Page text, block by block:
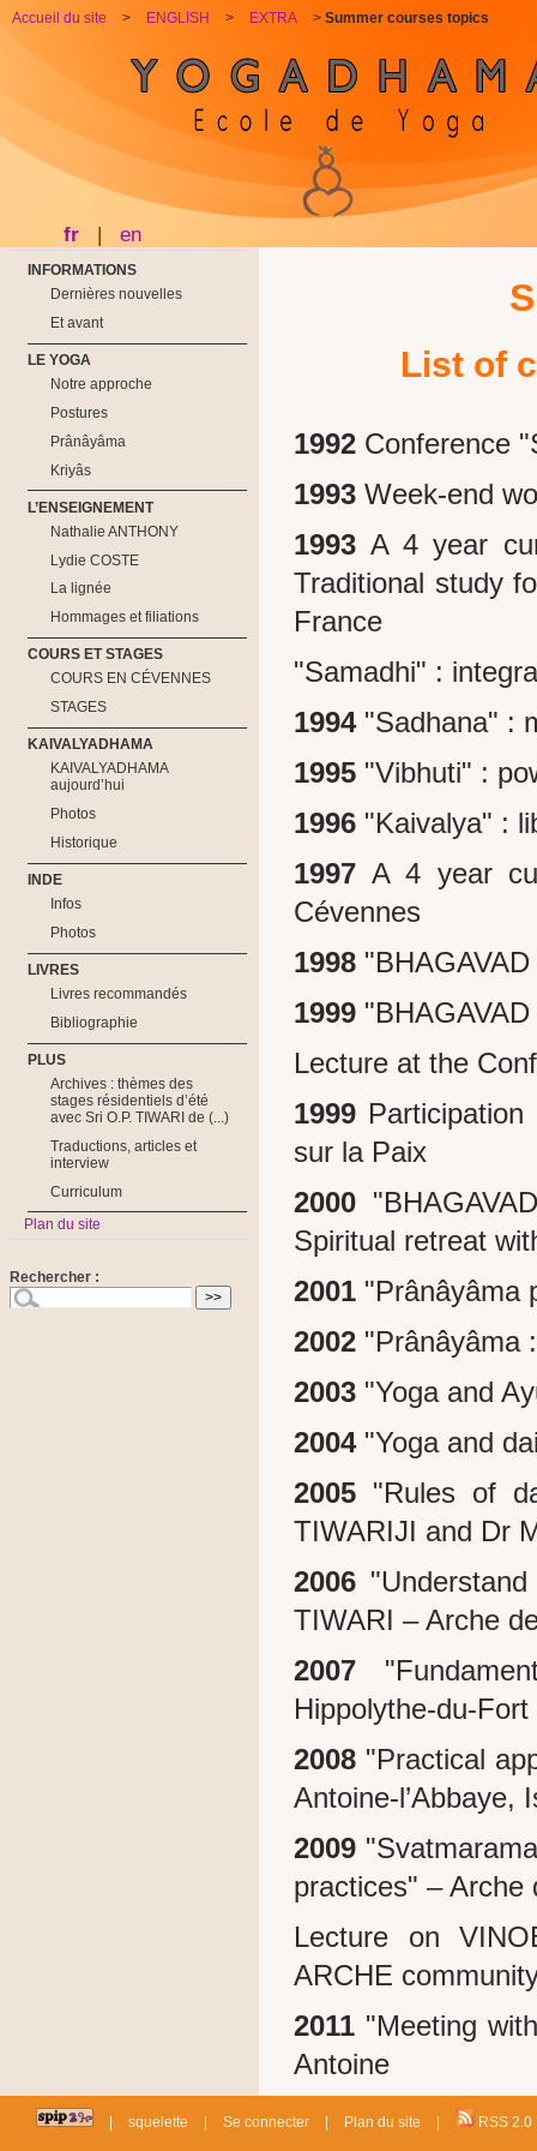
fr | en
Accueil du site > ENGLISH > EXTRA > Summer courses topics
List of
1992 Conference
1993 Week-end
1993 A 4 year
Traditional study
France
"Samadhi" :
1994"Sadhana" :
1995 "Vibhuti" :
1996 "Kaivalya" :
1997 A 4 year
Cévennes
1998
1999
Lecture at the
1999
sur la Paix
2000
Spiritual retreat
2001 "Prânâyâma
2002 "Prânâyâma
2003 "Yoga and
2004"Yoga and
2005 "Rules of
TIWARIJI and Dr
2006
TIWARI – Arche
2007
Hippolythe-du-Fort
2008 "Practical
Antoine-l’Abbaye,
2009
practices" – Arche
Lecture on
ARCHE
2011 "Meeting
Antoine
INFORMATIONS
Dernières nouvelles
Et avant
LE YOGA
Notre approche
Postures
Prânâyâma
Kriyâs
L’ENSEIGNEMENT
Nathalie ANTHONY
Lydie COSTE
La lignée
Hommages et filiations
COURS ET STAGES
COURS EN CÉVENNES
STAGES
KAIVALYADHAMA
KAIVALYADHAMA
aujourd’hui
Photos
Historique
INDE
Infos
Photos
LIVRES
Livres recommandés
Bibliographie
PLUS
Archives : thèmes des
stages résidentiels d’été
avec Sri O.P. TIWARI de (...)
Traductions, articles et
interview
Curriculum
Plan du site
Rechercher :
| squelette | Se connecter | Plan du site | RSS 2.0